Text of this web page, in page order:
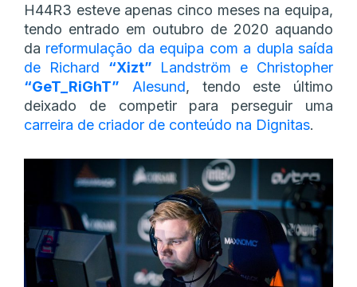
H44R3 esteve apenas cinco meses na equipa,
tendo entrado em outubro de 2020 aquando
da reformulação da equipa com a dupla saída
de Richard “Xizt” Landström e Christopher
“GeT_RiGhT” Alesund, tendo este último
deixado de competir para perseguir uma
carreira de criador de conteúdo na Dignitas.